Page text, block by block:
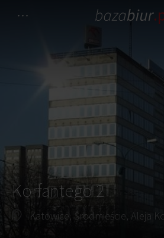
Korfantego 2
Katowice, Środmieście, Aleja